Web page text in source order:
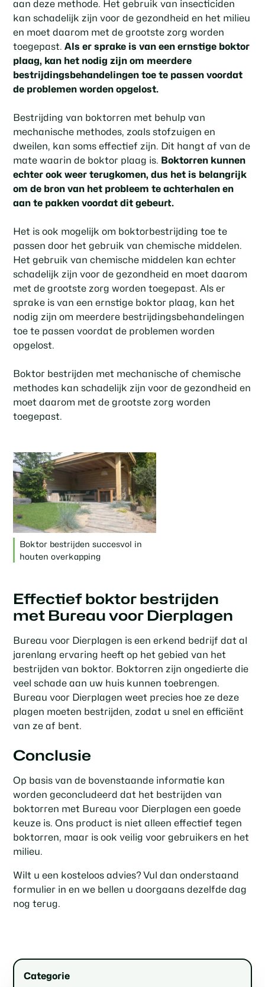
Categorie
aan deze methode. Het gebruik van insecticiden
kan schadelijk zijn voor de gezondheid en het milieu
en moet daarom met de grootste zorg worden
toegepast.Als er sprake is van een ernstige boktor
plaag, kan het nodig zijn om meerdere
bestrijdingsbehandelingen toe te passen voordat
de problemen worden opgelost.
Bestrijding van boktorren met behulp van
mechanische methodes, zoals stofzuigen en
dweilen, kan soms effectief zijn. Dit hangt af van de
mate waarin de boktor plaag is. Boktorren kunnen
echter ook weer terugkomen, dus het is belangrijk
om de bron van het probleem te achterhalen en
aan te pakken voordat dit gebeurt.
Het is ook mogelijk om boktorbestrijding toe te
passen door het gebruik van chemische middelen.
Het gebruik van chemische middelen kan echter
schadelijk zijn voor de gezondheid en moet daarom
met de grootste zorg worden toegepast. Als er
sprake is van een ernstige boktor plaag, kan het
nodig zijn om meerdere bestrijdingsbehandelingen
toe te passen voordat de problemen worden
opgelost.
Boktor bestrijden met mechanische of chemische
methodes kan schadelijk zijn voor de gezondheid en
moet daarom met de grootste zorg worden
toegepast.
Boktor bestrijden succesvol in
houten overkapping
Effectief boktor bestrijden
met Bureau voor Dierplagen
Bureau voor Dierplagen is een erkend bedrijf dat al
jarenlang ervaring heeft op het gebied van het
bestrijden van boktor. Boktorren zijn ongedierte die
veel schade aan uw huis kunnen toebrengen.
Bureau voor Dierplagen weet precies hoe ze deze
plagen moeten bestrijden, zodat u snel en efficiënt
van ze af bent.
Conclusie
Op basis van de bovenstaande informatie kan
worden geconcludeerd dat het bestrijden van
boktorren met Bureau voor Dierplagen een goede
keuze is. Ons product is niet alleen effectief tegen
boktorren, maar is ook veilig voor gebruikers en het
milieu.
Wilt u een kosteloos advies? Vul dan onderstaand
formulier in en we bellen u doorgaans dezelfde dag
nog terug.